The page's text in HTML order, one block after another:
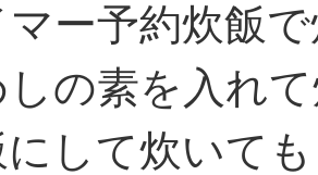
マー予約炊飯
しの素を入れ
して炊いて